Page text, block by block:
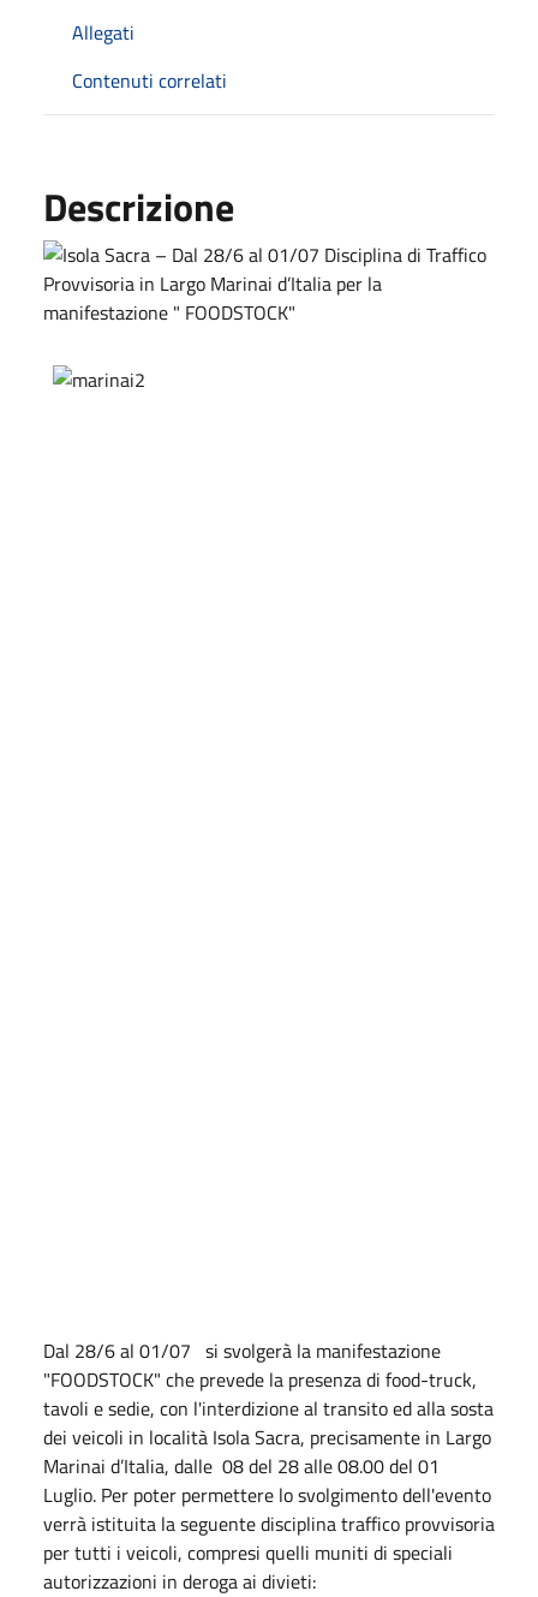
Allegati
Contenuti correlati
Descrizione
Dal 28/6 al 01/07 si svolgerà la manifestazione
"FOODSTOCK" che prevede la presenza di food-truck,
tavoli e sedie, con l'interdizione al transito ed alla sosta
dei veicoli in località Isola Sacra, precisamente in Largo
Marinai d’Italia, dalle 08 del 28 alle 08.00 del 01
Luglio. Per poter permettere lo svolgimento dell'evento
verrà istituita la seguente disciplina traffico provvisoria
per tutti i veicoli, compresi quelli muniti di speciali
autorizzazioni in deroga ai divieti: